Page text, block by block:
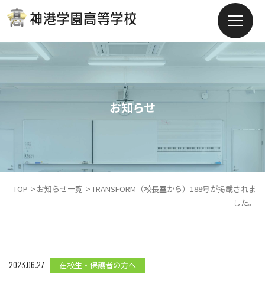
お知らせ
TOP お知らせ一覧
TRANSFORM（校長室から）188号が掲載されま
した。
2023.06.27 在校生・保護者の方へ